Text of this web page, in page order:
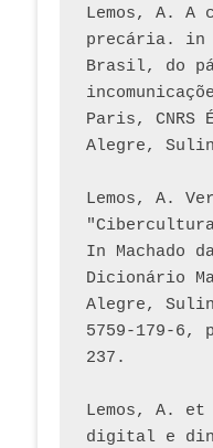
Lemos, A. A
precária. in
Brasil, do
Paris,
Lemos, A.
In
Dicionário
Alegre,
5759-179-6,
237.
Lemos, A. et
digital e